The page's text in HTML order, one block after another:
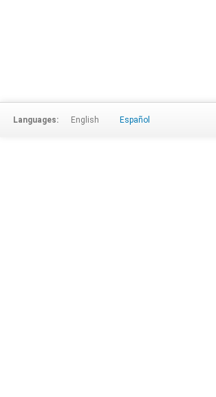
Languages: English Español